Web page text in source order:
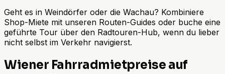
Geht es in Weindörfer oder die Wachau? Kombiniere
Shop-Miete mit unseren Routen-Guides oder buche eine
geführte Tour über den Radtouren-Hub, wenn du lieber
nicht selbst im Verkehr navigierst.
Wiener Fahrradmietpreise auf